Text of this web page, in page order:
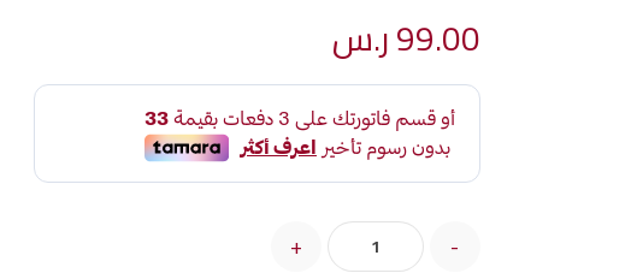
99.00ر.س
-
+